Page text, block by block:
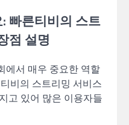
빠른티비의 스트
점 설명
에서 매우 중요한 역할
비의 스트리밍 서비스
고 있어 많은 이용자들